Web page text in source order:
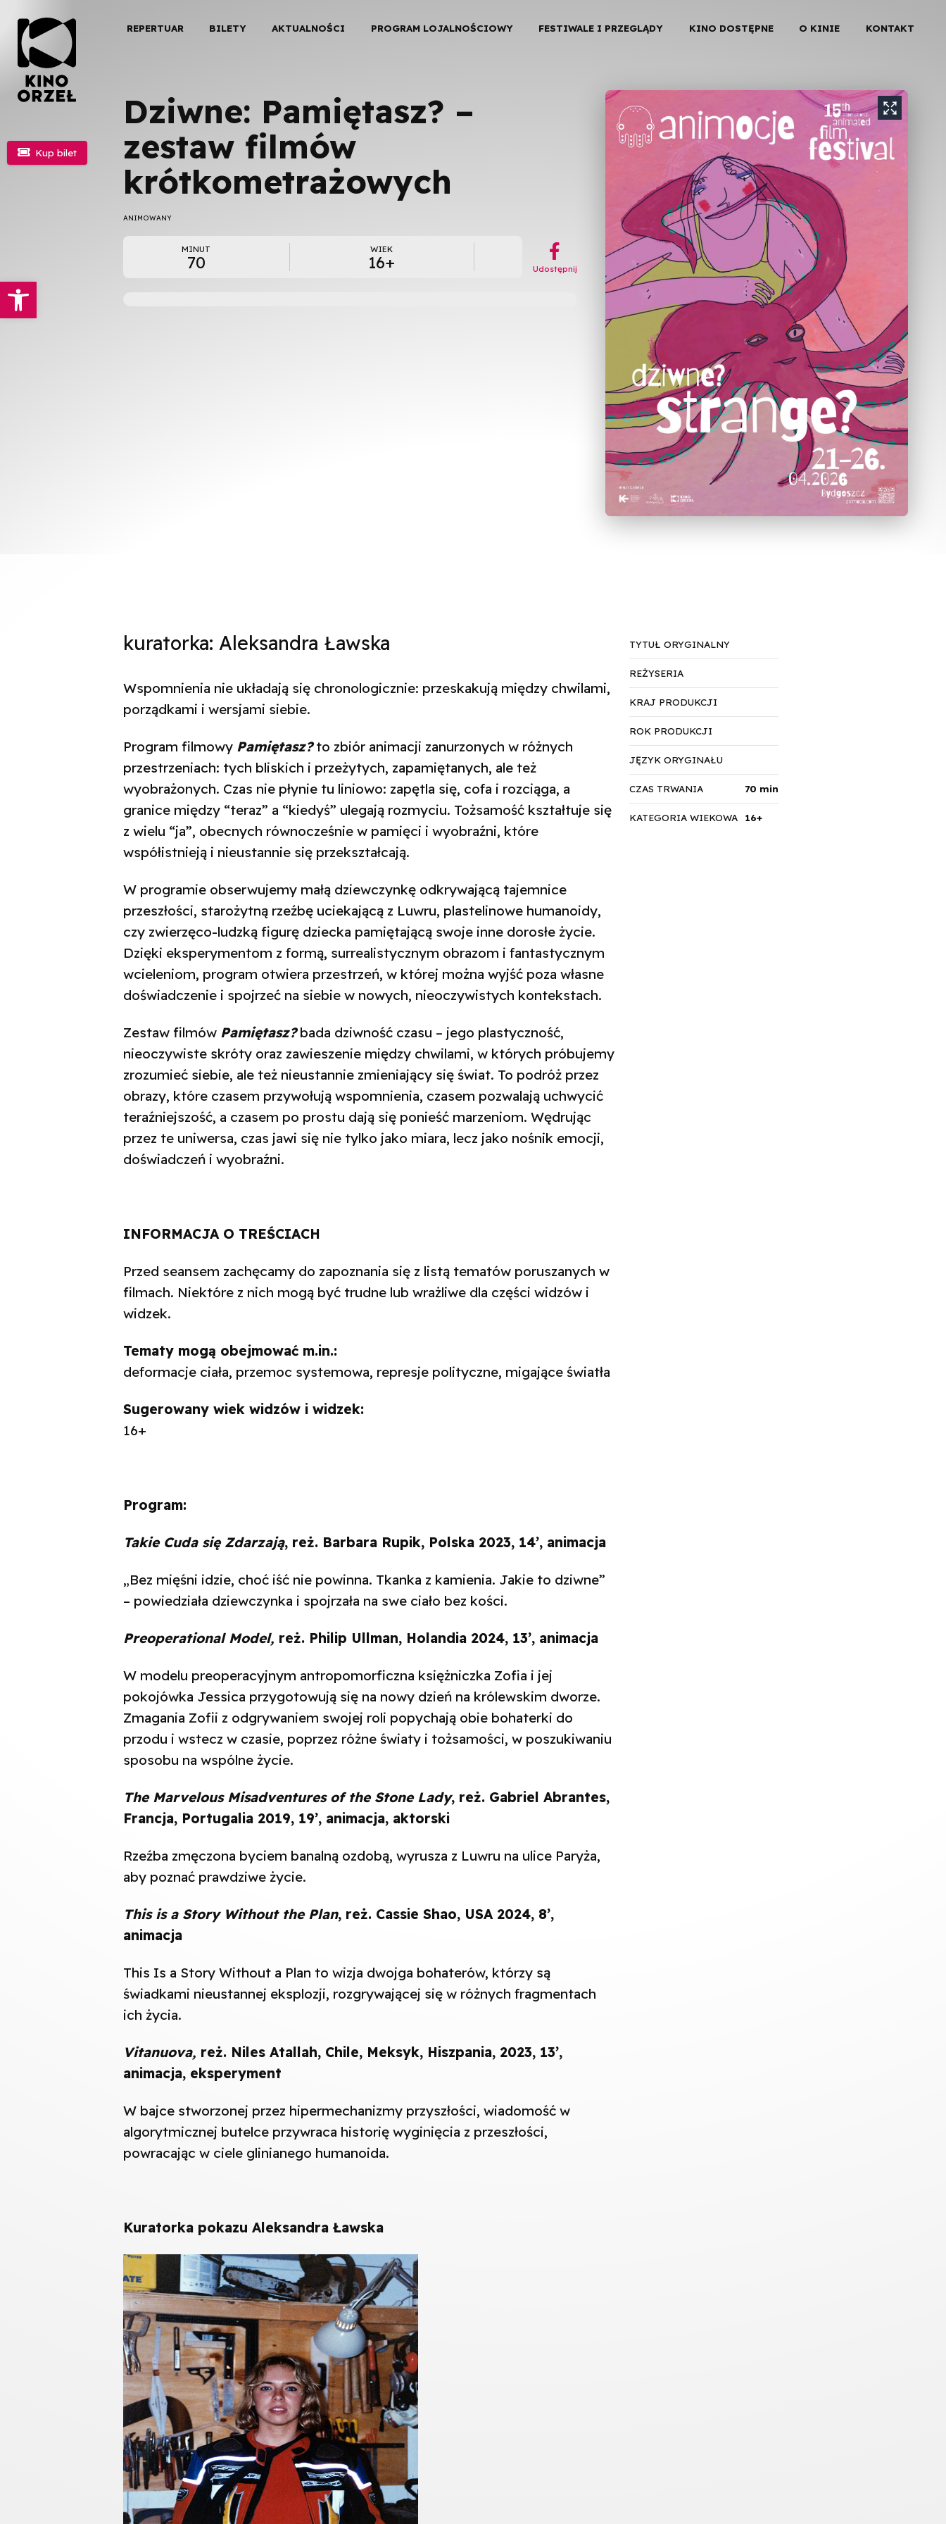
Otwórz pasek narzędzi
REPERTUAR BILETY AKTUALNOŚCI PROGRAM LOJALNOŚCIOWY FESTIWALE I PRZEGLĄDY KINO DOSTĘPNE O KINIE KONTAKT
Dziwne: Pamiętasz? –
zestaw filmów
krótkometrażowych
ANIMOWANY
MINUT
70
WIEK
16+
︁
Udostępnij
 Kup bilet
kuratorka: Aleksandra Ławska
Wspomnienia nie układają się chronologicznie: przeskakują między chwilami,
porządkami i wersjami siebie.
Program filmowy Pamiętasz?to zbiór animacji zanurzonych w różnych
przestrzeniach: tych bliskich i przeżytych, zapamiętanych, ale też
wyobrażonych. Czas nie płynie tu liniowo: zapętla się, cofa i rozciąga, a
granice między “teraz” a “kiedyś” ulegają rozmyciu. Tożsamość kształtuje się
z wielu “ja”, obecnych równocześnie w pamięci i wyobraźni, które
współistnieją i nieustannie się przekształcają.
W programie obserwujemy małą dziewczynkę odkrywającą tajemnice
przeszłości, starożytną rzeźbę uciekającą z Luwru, plastelinowe humanoidy,
czy zwierzęco-ludzką figurę dziecka pamiętającą swoje inne dorosłe życie.
Dzięki eksperymentom z formą, surrealistycznym obrazom i fantastycznym
wcieleniom, program otwiera przestrzeń, w której można wyjść poza własne
doświadczenie i spojrzeć na siebie w nowych, nieoczywistych kontekstach.
Zestaw filmów Pamiętasz? bada dziwność czasu – jego plastyczność,
nieoczywiste skróty oraz zawieszenie między chwilami, w których próbujemy
zrozumieć siebie, ale też nieustannie zmieniający się świat. To podróż przez
obrazy, które czasem przywołują wspomnienia, czasem pozwalają uchwycić
teraźniejszość, a czasem po prostu dają się ponieść marzeniom. Wędrując
przez te uniwersa, czas jawi się nie tylko jako miara, lecz jako nośnik emocji,
doświadczeń i wyobraźni.
INFORMACJA O TREŚCIACH
Przed seansem zachęcamy do zapoznania się z listą tematów poruszanych w
filmach. Niektóre z nich mogą być trudne lub wrażliwe dla części widzów i
widzek.
Tematy mogą obejmować m.in.:
deformacje ciała, przemoc systemowa, represje polityczne, migające światła
Sugerowany wiek widzów i widzek:
16+
Program:
Takie Cuda się Zdarzają, reż. Barbara Rupik, Polska 2023, 14’, animacja
„Bez mięśni idzie, choć iść nie powinna. Tkanka z kamienia. Jakie to dziwne”
– powiedziała dziewczynka i spojrzała na swe ciało bez kości.
Preoperational Model, reż. Philip Ullman, Holandia 2024, 13’, animacja
W modelu preoperacyjnym antropomorficzna księżniczka Zofia i jej
pokojówka Jessica przygotowują się na nowy dzień na królewskim dworze.
Zmagania Zofii z odgrywaniem swojej roli popychają obie bohaterki do
przodu i wstecz w czasie, poprzez różne światy i tożsamości, w poszukiwaniu
sposobu na wspólne życie.
The Marvelous Misadventures of the Stone Lady, reż. Gabriel Abrantes,
Francja, Portugalia 2019, 19’, animacja, aktorski
Rzeźba zmęczona byciem banalną ozdobą, wyrusza z Luwru na ulice Paryża,
aby poznać prawdziwe życie.
This is a Story Without the Plan, reż. Cassie Shao, USA 2024, 8’,
animacja
This Is a Story Without a Plan to wizja dwojga bohaterów, którzy są
świadkami nieustannej eksplozji, rozgrywającej się w różnych fragmentach
ich życia.
Vitanuova, reż. Niles Atallah, Chile, Meksyk, Hiszpania, 2023, 13’,
animacja, eksperyment
W bajce stworzonej przez hipermechanizmy przyszłości, wiadomość w
algorytmicznej butelce przywraca historię wyginięcia z przeszłości,
powracając w ciele glinianego humanoida.
Kuratorka pokazu Aleksandra Ławska
TYTUŁ ORYGINALNY
REŻYSERIA
KRAJ PRODUKCJI
ROK PRODUKCJI
JĘZYK ORYGINAŁU
CZAS TRWANIA 70 min
KATEGORIA WIEKOWA 16+